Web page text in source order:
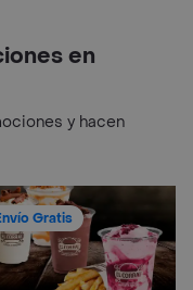
en
y hacen
Gratis